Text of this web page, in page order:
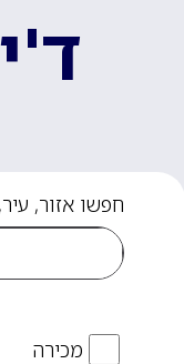
חפשו אזור,
מכירה